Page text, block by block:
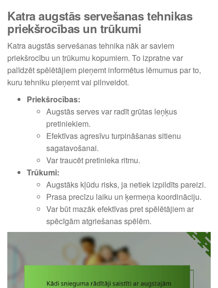
Katra augstās servešanas tehnikas
priekšrocības un trūkumi
Katra augstās servešanas tehnika nāk ar saviem
priekšrocību un trūkumu kopumiem. To izpratne var
palīdzēt spēlētājiem pieņemt informētus lēmumus par to,
kuru tehniku pieņemt vai pilnveidot.
Priekšrocības:
Augstās serves var radīt grūtas leņķus
pretiniekiem.
Efektīvas agresīvu turpināšanas sitienu
sagatavošanai.
Var traucēt pretinieka ritmu.
Trūkumi:
Augstāks kļūdu risks, ja netiek izpildīts pareizi.
Prasa precīzu laiku un ķermeņa koordināciju.
Var būt mazāk efektīvas pret spēlētājiem ar
spēcīgām atgriešanas spēlēm.